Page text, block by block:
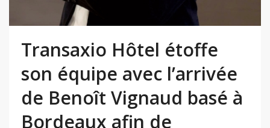
Transaxio Hôtel étoffe
son équipe avec l’arrivée
de Benoît Vignaud basé à
Bordeaux afin de